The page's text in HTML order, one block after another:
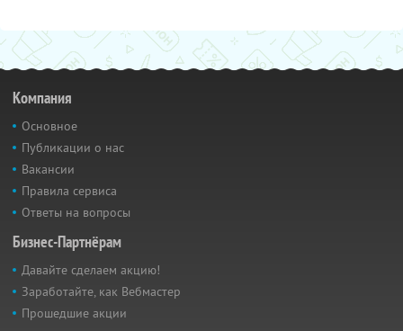
Компания
Основное
Публикации о нас
Вакансии
Правила сервиса
Ответы на вопросы
Бизнес-Партнёрам
Давайте сделаем акцию!
Заработайте, как Вебмастер
Прошедшие акции